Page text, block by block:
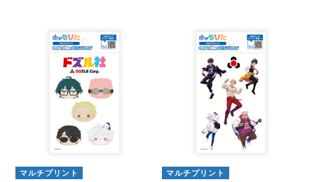
マルチプリント マルチプリント